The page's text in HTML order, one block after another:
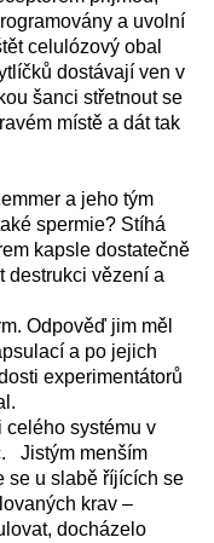
a uvolní
celulózový obal
dostávají ven v
šanci střetnout se
místě a dát tak
a jeho tým
spermie? Stíhá
kapsle dostatečně
destrukci vězení a
Odpověď jim měl
a po jejich
experimentátorů
celého systému v
Jistým menším
se u slabě říjících se
krav –
docházelo